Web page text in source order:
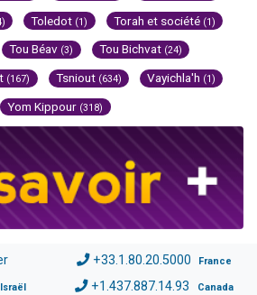
Toledot (1) Torah et société (1)
Tou Béav (3) Tou Bichvat (24)
(167) Tsniout (634) Vayichla'h (1)
Yom Kippour (318)
+33.1.80.20.5000 France
Israël +1.437.887.14.93 Canada